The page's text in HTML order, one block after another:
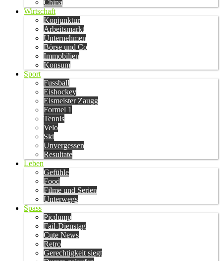
China
Wirtschaft
Konjunktur
Arbeitsmarkt
Unternehmen
Börse und Co
Immobilien
Konsum
Sport
Fussball
Eishockey
Eismeister Zaugg
Formel 1
Tennis
Velo
Ski
Unvergessen
Resultate
Leben
Gefühle
Food
Filme und Serien
Unterwegs
Spass
Picdump
Fail-Dienstag
Cute News
Retro
Gerechtigkeit siegt